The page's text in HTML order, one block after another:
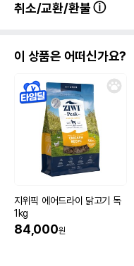
취소/교환/환불
이 상품은 어떠신가요?
지위픽 에어드라이 닭고기 독
1kg
84,000원